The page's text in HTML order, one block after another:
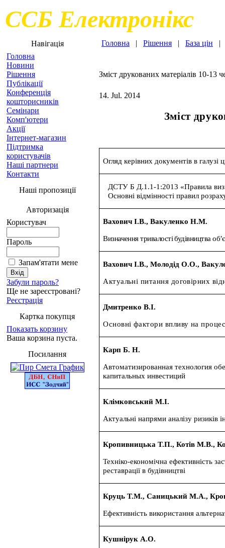
ССБ Електронікс
Навігація
Головна
Новини
Рішення
Публікації
Конференція
кошторисників
Семінари
Комп'ютери
Акції
Інтернет-магазин
Підтримка
користувачів
Наші партнери
Контакти
Наші пропозиції
Авторизація
Користувач
Пароль
Запам'ятати мене
Забули пароль?
Ще не зареєстровані?
Реєстрація
Картка покупця
Показать корзину
Ваша корзина пуста.
Посилання
Головна | Рішення | База цін
Зміст друкованих матеріалів 10-13
14. Jul. 2014
Зміст
Огляд керівних документів в галузі
ДСТУ Б Д.1.1-1:2013 «Правила
Основні відмінності правил
Вахович І.В., Вакуленко Н.М.
Визначення тривалості будівництва
Вахович І.В., Молодід О.О.,
Актуальні питання договірних
Дмитренко В.І.
Основні фактори впливу на процес
Карп Б. Н.
Автоматизированная технология
капитальных инвестиций
Клімковський М.І.
Актуальні напрями аналізу ризиків
Кропивницька Т.П., Котів М.В.,
Техніко-економічна ефективність
реставрації в будівництві
Круць Т.М., Саницький М.А.,
Ефективність використання
Кушнірук А.О.